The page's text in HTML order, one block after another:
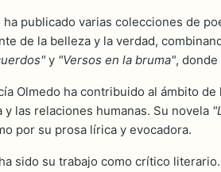
publicado varias colecciones de
de la belleza y la verdad,
y "Versos en la bruma",
Olmedo ha contribuido al ámbito
las relaciones humanas. Su novela
por su prosa lírica y evocadora.
sido su trabajo como crítico